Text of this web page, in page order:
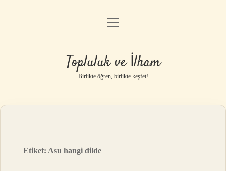
Anasayfa
Gizlilik Politikası
Yasal Uyarı
menüyü
Topluluk ve İlham
Birlikte öğren, birlikte keşfet!
Etiket: Asu hangi dilde